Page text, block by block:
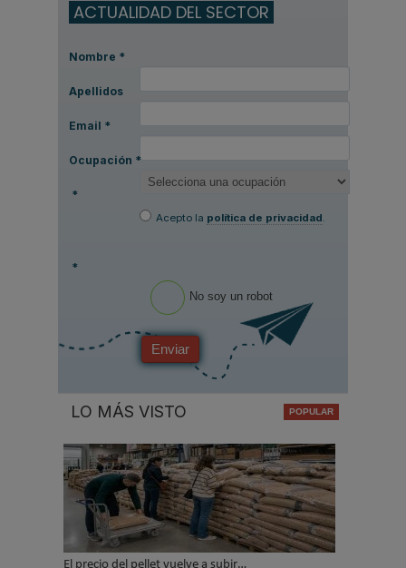
ACTUALIDAD DEL SECTOR
Nombre *
Apellidos
Email *
Ocupación *
*
Acepto la política de privacidad.
*
No soy un robot
Enviar
LO MÁS VISTO
El precio del pellet vuelve a subir…